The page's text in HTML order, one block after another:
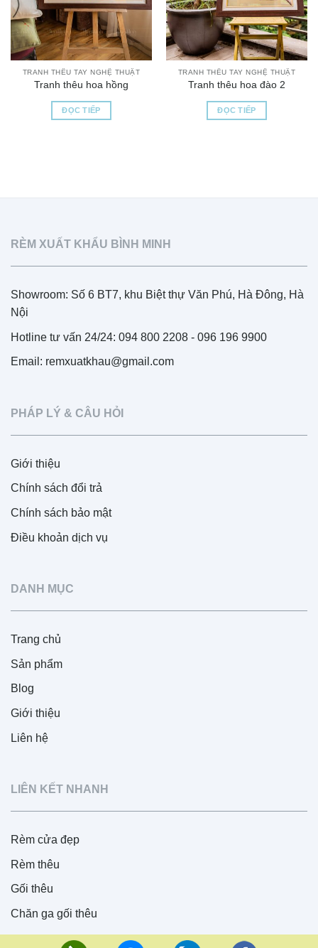
TRANH THÊU TAY NGHỆ THUẬT
Tranh thêu hoa hồng
ĐỌC TIẾP
TRANH THÊU TAY NGHỆ THUẬT
Tranh thêu hoa đào 2
ĐỌC TIẾP
RÈM XUẤT KHẨU BÌNH MINH
Showroom: Số 6 BT7, khu Biệt thự Văn Phú, Hà Đông, Hà
Nội
Hotline tư vấn 24/24: 094 800 2208 - 096 196 9900
Email: remxuatkhau@gmail.com
PHÁP LÝ & CÂU HỎI
Giới thiệu
Chính sách đổi trả
Chính sách bảo mật
Điều khoản dịch vụ
DANH MỤC
Trang chủ
Sản phẩm
Blog
Giới thiệu
Liên hệ
LIÊN KẾT NHANH
Rèm cửa đẹp
Rèm thêu
Gối thêu
Chăn ga gối thêu